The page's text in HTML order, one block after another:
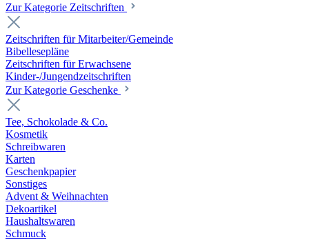
Zur Kategorie Zeitschriften
Zeitschriften für Mitarbeiter/Gemeinde
Bibellesepläne
Zeitschriften für Erwachsene
Kinder-/Jungendzeitschriften
Zur Kategorie Geschenke
Tee, Schokolade & Co.
Kosmetik
Schreibwaren
Karten
Geschenkpapier
Sonstiges
Advent & Weihnachten
Dekoartikel
Haushaltswaren
Schmuck